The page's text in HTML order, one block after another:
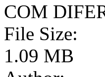
COM
File Size:
1.09 MB